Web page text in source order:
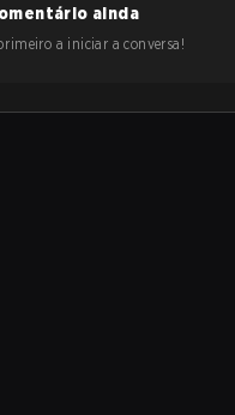
ainda
a iniciar a conversa!